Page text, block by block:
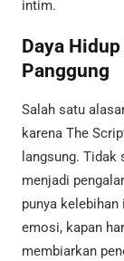
intim.
Daya
Panggung
Salah satu
karena The
langsung. Tidak
menjadi
punya
emosi, kapan
membiarkan